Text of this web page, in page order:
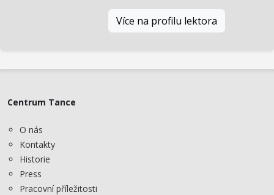
Více na profilu lektora
Centrum Tance
O nás
Kontakty
Historie
Press
Pracovní příležitosti